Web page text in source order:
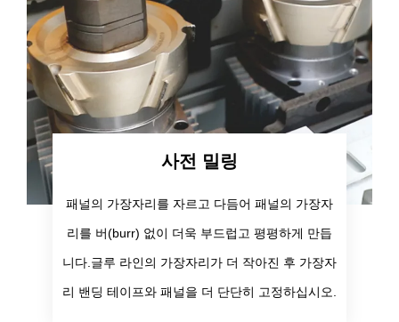
사전 밀링
패널의 가장자리를 자르고 다듬어 패널의 가장자
리를 버(burr) 없이 더욱 부드럽고 평평하게 만듭
니다.글루 라인의 가장자리가 더 작아진 후 가장자
리 밴딩 테이프와 패널을 더 단단히 고정하십시오.